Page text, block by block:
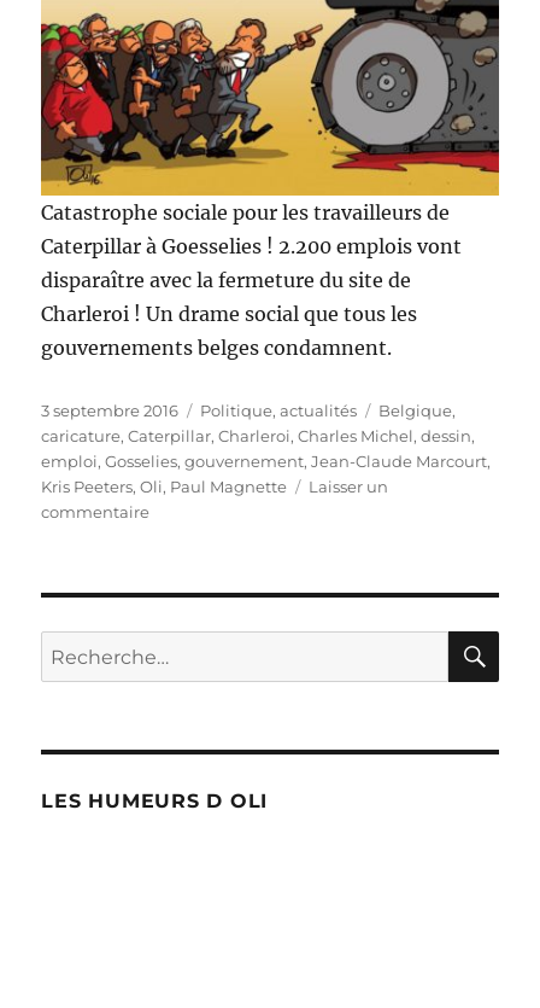
Catastrophe sociale pour les travailleurs de
Caterpillar à Goesselies ! 2.200 emplois vont
disparaître avec la fermeture du site de
Charleroi ! Un drame social que tous les
gouvernements belges condamnent.
Publié
le
3 septembre 2016 Catégories
Politique, actualités Étiquettes
Belgique,
caricature,Caterpillar,Charleroi,Charles Michel,dessin,
emploi,Gosselies,gouvernement,Jean-Claude Marcourt,
Kris Peeters,Oli, Paul Magnette
Laisser un
commentairesur
Recherche
pour :
LES HUMEURS D OLI